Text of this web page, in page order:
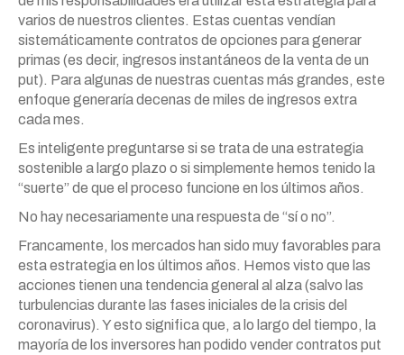
varios de nuestros clientes. Estas cuentas vendían
sistemáticamente contratos de opciones para generar
primas (es decir, ingresos instantáneos de la venta de un
put). Para algunas de nuestras cuentas más grandes, este
enfoque generaría decenas de miles de ingresos extra
cada mes.
Es inteligente preguntarse si se trata de una estrategia
sostenible a largo plazo o si simplemente hemos tenido la
“suerte” de que el proceso funcione en los últimos años.
No hay necesariamente una respuesta de “sí o no”.
Francamente, los mercados han sido muy favorables para
esta estrategia en los últimos años. Hemos visto que las
acciones tienen una tendencia general al alza (salvo las
turbulencias durante las fases iniciales de la crisis del
coronavirus). Y esto significa que, a lo largo del tiempo, la
mayoría de los inversores han podido vender contratos put